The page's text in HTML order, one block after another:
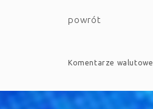
powrót
Komentarze walutowe